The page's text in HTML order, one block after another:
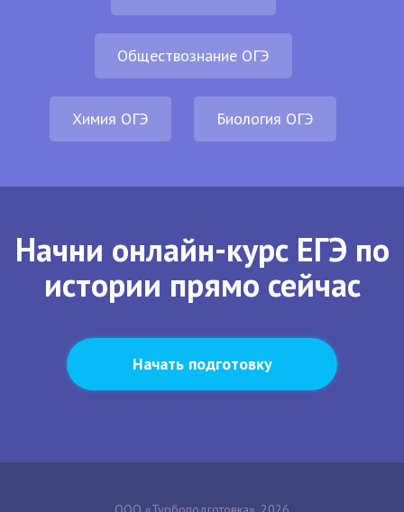
Обществознание ОГЭ
Химия ОГЭ Биология ОГЭ
Начни онлайн-курс ЕГЭ по
истории прямо сейчас
Начать подготовку